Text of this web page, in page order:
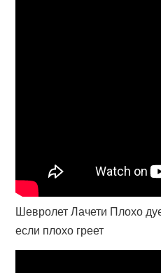
Шевролет Лачети Плохо
если плохо греет